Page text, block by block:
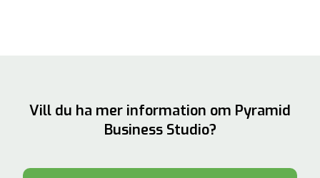
Vill du ha mer information om Pyramid
Business Studio?